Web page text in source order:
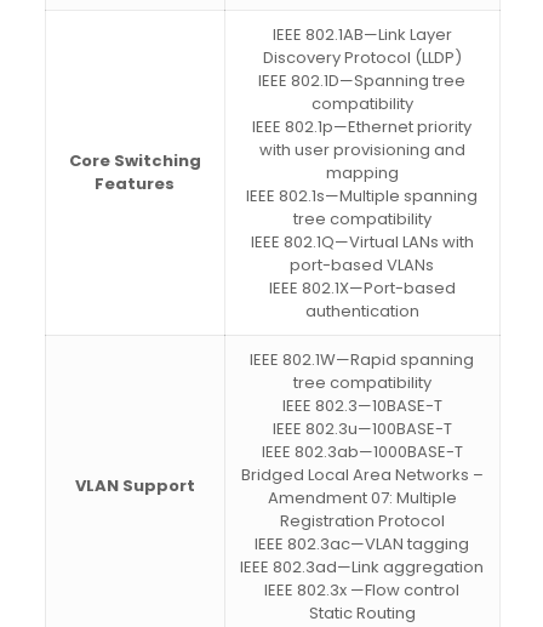
Core Switching
Features
IEEE 802.1AB—Link Layer
Discovery Protocol (LLDP)
IEEE 802.1D—Spanning tree
compatibility
IEEE 802.1p—Ethernet priority
with user provisioning and
mapping
IEEE 802.1s—Multiple spanning
tree compatibility
IEEE 802.1Q—Virtual LANs with
port-based VLANs
IEEE 802.1X—Port-based
authentication
VLAN Support
IEEE 802.1W—Rapid spanning
tree compatibility
IEEE 802.3—10BASE-T
IEEE 802.3u—100BASE-T
IEEE 802.3ab—1000BASE-T
Bridged Local Area Networks –
Amendment 07: Multiple
Registration Protocol
IEEE 802.3ac—VLAN tagging
IEEE 802.3ad—Link aggregation
IEEE 802.3x —Flow control
Static Routing